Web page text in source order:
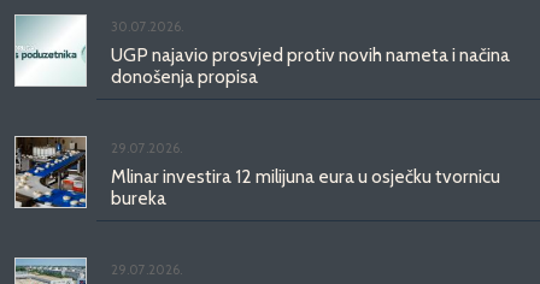
30.07.2026.
UGP najavio prosvjed protiv novih nameta i načina
donošenja propisa
29.07.2026.
Mlinar investira 12 milijuna eura u osječku tvornicu
bureka
29.07.2026.